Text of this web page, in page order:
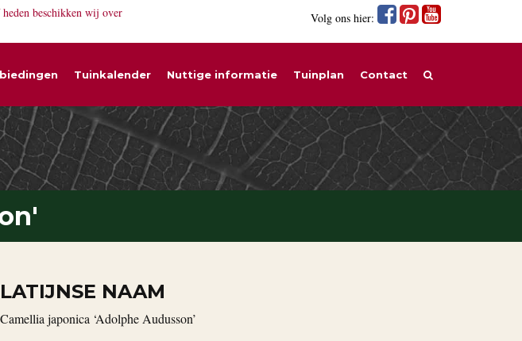
beschikken wij over
Volg ons hier:
Tuinkalender Nuttige informatie Tuinplan Contact
LATIJNSE NAAM
Camellia japonica ‘Adolphe Audusson’